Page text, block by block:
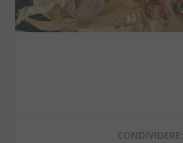
CONDIVIDERE: